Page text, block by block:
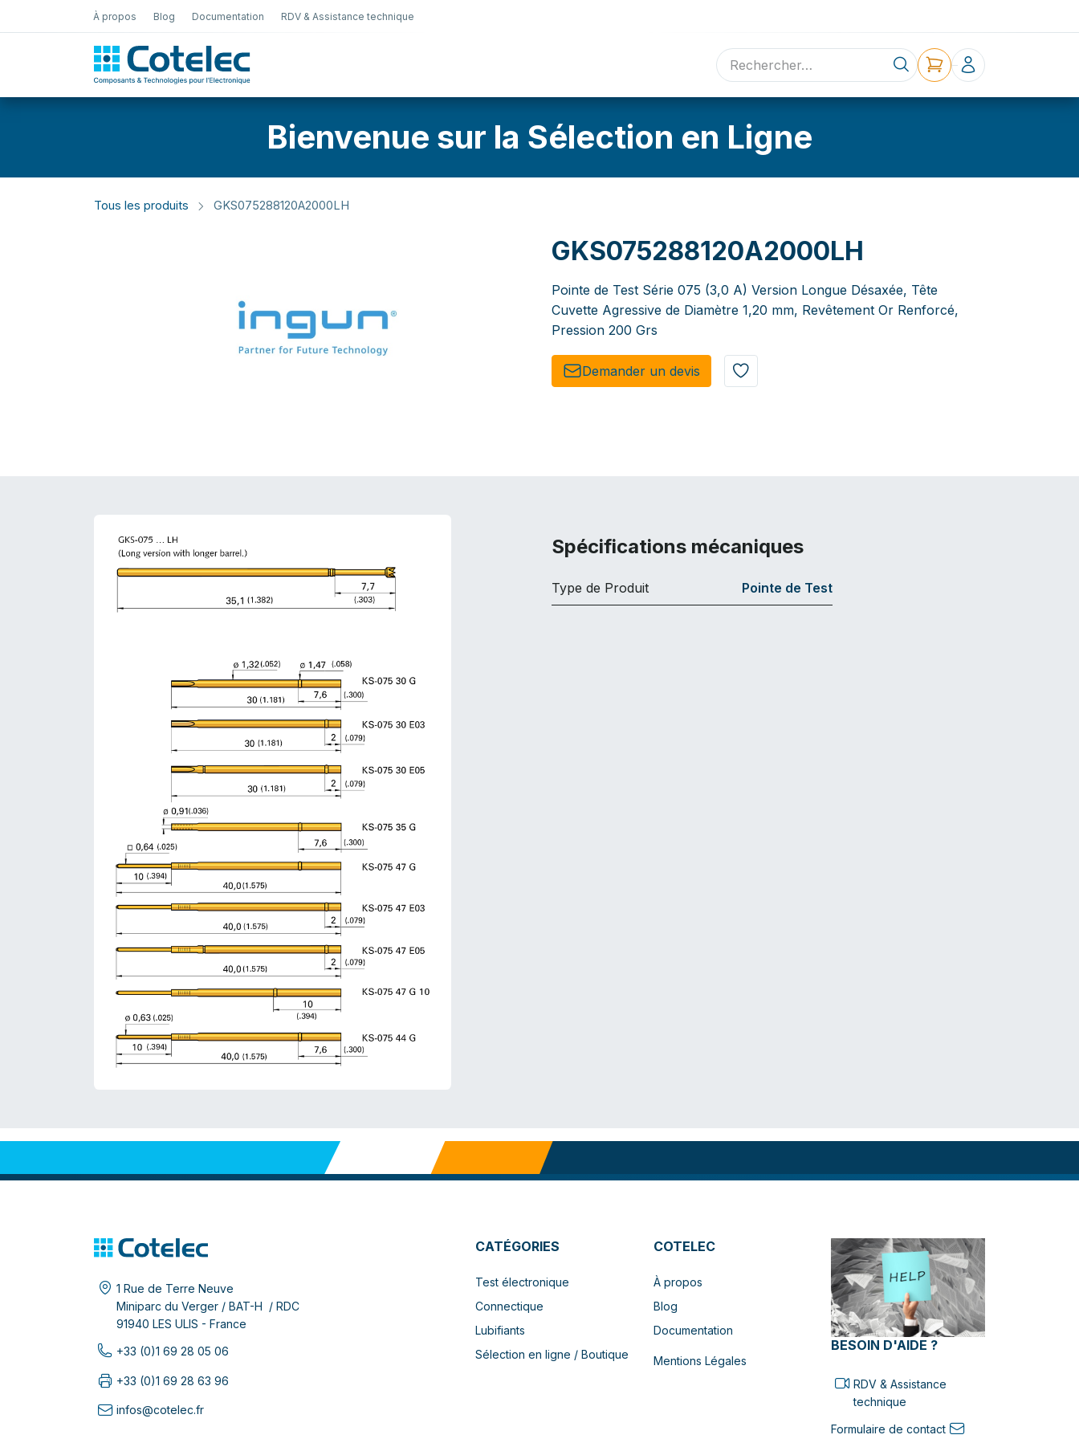
À propos Blog Documentation RDV & Assistance technique
Sélection en ligne Contact
Bienvenue sur la Sélection en Ligne
Tous les produits GKS075288120A2000LH
GKS075288120A2000LH
Pointe de Test Série 075 (3,0 A) Version Longue Désaxée, Tête
Cuvette Agressive de Diamètre 1,20 mm, Revêtement Or Renforcé,
Pression 200 Grs
Demander un de​​vis​​
Spécifications mécaniques
Type de Produit Pointe de Test
1 Rue de Terre Neuve
Miniparc du Verger / BAT-H / RDC
91940 LES ULIS - France
+33 (0)1 69 28 05 06
+33 (0)1 69 28 63 96
infos@cotelec.fr
CATÉGORIES
Test électronique
Connectique
Lubifiants
Sélection en ligne / Boutique
COTELEC
À propos
Blog
Documentation
Mentions Légales
BESOIN D'AIDE ?
RDV & Assistance
technique
Formulaire de contact